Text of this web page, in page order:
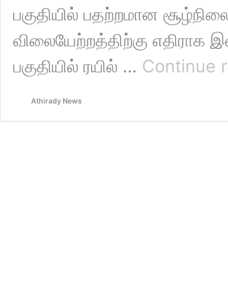
பகுதியில் பதற்றமான
விலையேற்றத்திற்கு எதிராக
பகுதியில் ரயில் … Continue
Athirady News